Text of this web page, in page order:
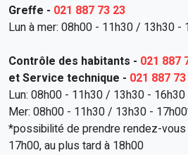
Greffe - 021 887 73 23
Lun à mer: 08h00 - 11h30 / 13h30 -
Contrôle des habitants - 021 887
et Service technique - 021 887
Lun: 08h00 - 11h30 / 13h30 - 16h30
Mer: 08h00 - 11h30 / 13h30 -
*possibilité de prendre rendez-
17h00, au plus tard à 18h00